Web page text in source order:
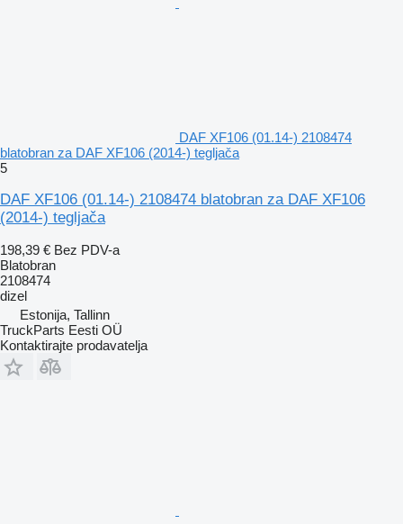
DAF XF106 (01.14-) 2108474
blatobran za DAF XF106 (2014-) tegljača
5
DAF XF106 (01.14-) 2108474 blatobran za DAF XF106
(2014-) tegljača
198,39 € Bez PDV-a
Blatobran
2108474
dizel
Estonija, Tallinn
TruckParts Eesti OÜ
Kontaktirajte prodavatelja